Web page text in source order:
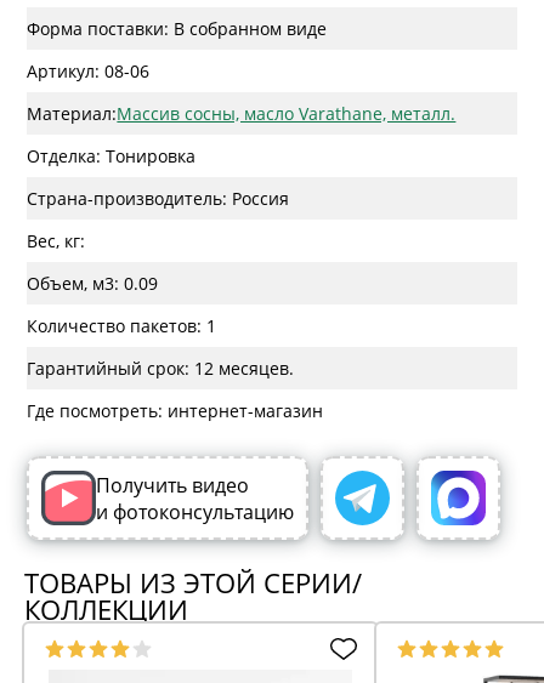
Форма поставки: В собранном виде
Артикул: 08-06
Материал:Массив сосны, масло Varathane, металл.
Отделка: Тонировка
Страна-производитель: Россия
Вес, кг:
Объем, м3: 0.09
Количество пакетов: 1
Гарантийный срок: 12 месяцев.
Где посмотреть: интернет-магазин
Получить видео
и фотоконсультацию
ТОВАРЫ ИЗ ЭТОЙ СЕРИИ/
КОЛЛЕКЦИИ